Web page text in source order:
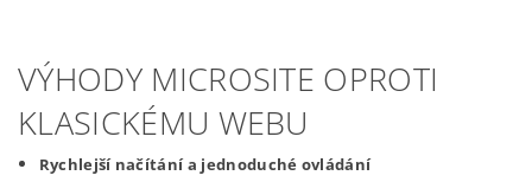
VÝHODY MICROSITE OPROTI
KLASICKÉMU WEBU
Rychlejší načítání a jednoduché ovládání